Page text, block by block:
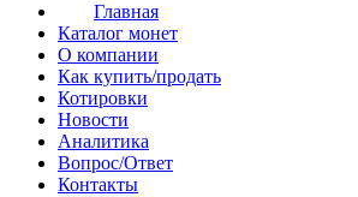
Главная
Каталог монет
О компании
Как купить/продать
Котировки
Новости
Аналитика
Вопрос/Ответ
Контакты